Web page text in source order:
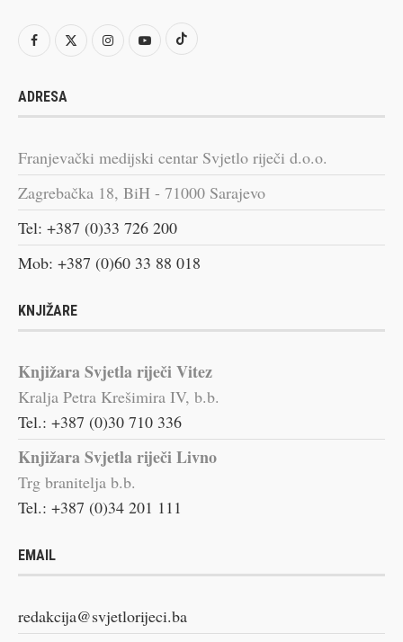
ADRESA
Franjevački medijski centar Svjetlo riječi d.o.o.
Zagrebačka 18, BiH - 71000 Sarajevo
Tel: +387 (0)33 726 200
Mob: +387 (0)60 33 88 018
KNJIŽARE
Knjižara Svjetla riječi Vitez
Kralja Petra Krešimira IV, b.b.
Tel.: +387 (0)30 710 336
Knjižara Svjetla riječi Livno
Trg branitelja b.b.
Tel.: +387 (0)34 201 111
EMAIL
redakcija@svjetlorijeci.ba